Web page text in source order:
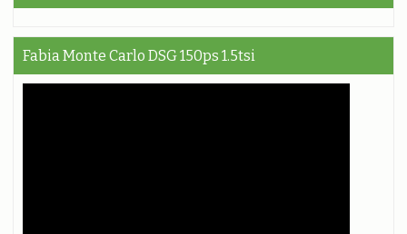
Fabia Monte Carlo DSG 150ps 1.5tsi